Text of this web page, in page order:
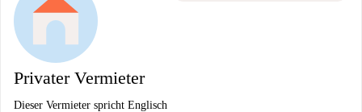
Privater Vermieter
Dieser Vermieter spricht Englisch